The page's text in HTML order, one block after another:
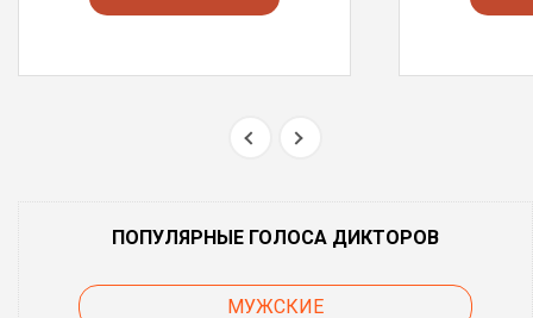
ПОПУЛЯРНЫЕ ГОЛОСА ДИКТОРОВ
МУЖСКИЕ